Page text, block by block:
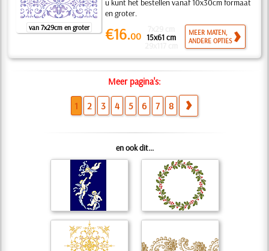
van 7x29cm en groter
u kunt het bestellen vanaf 10x30cm formaat
en groter.
€16.00 15x61 cm
MEER MATEN,
ANDERE OPTIES
Meer pagina's:
1 2 3 4 5 6 7 8
en ook dit...